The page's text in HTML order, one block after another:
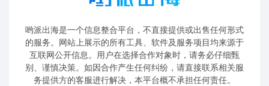
哟派出海是一个信息整合平台，不直接提供或出售任何形式
的服务。网站上展示的所有工具、软件及服务项目均来源于
互联网公开信息。用户在选择合作对象时，请务必仔细甄
别、谨慎决策。如因合作产生任何纠纷，请直接联系相关服
务提供方的客服进行解决，本平台概不承担任何责任。